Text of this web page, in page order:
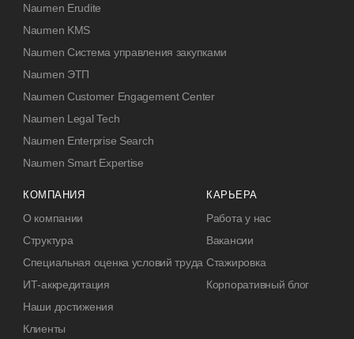
Naumen Erudite
Naumen KMS
Naumen Система управления закупками
Naumen ЭТП
Naumen Customer Engagement Center
Naumen Legal Tech
Naumen Enterprise Search
Naumen Smart Expertise
КОМПАНИЯ
О компании
Структура
Специальная оценка условий труда
ИТ-аккредитация
Наши достижения
Клиенты
КАРЬЕРА
Работа у нас
Вакансии
Стажировка
Корпоративный блог